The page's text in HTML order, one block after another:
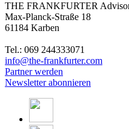
THE FRANKFURTER
Max-Planck-Straße 18
61184 Karben
Tel.: 069 244333071
info@the-frankfurter.com
Partner werden
Newsletter abonnieren